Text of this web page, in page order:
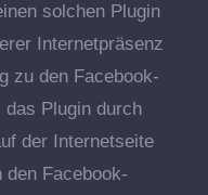
solchen Plugin
Internetpräsenz
zu den Facebook-
das Plugin durch
der Internetseite
Facebook-